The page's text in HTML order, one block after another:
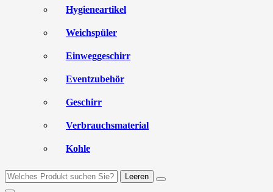
Hygieneartikel
Weichspüler
Einweggeschirr
Eventzubehör
Geschirr
Verbrauchsmaterial
Kohle
Leeren